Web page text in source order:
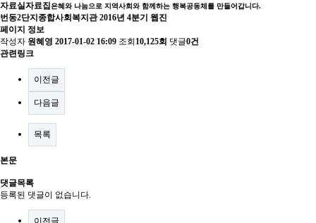
자료실자료집은혜와 나눔으로 지역사회와 함께하는 행복공동체를 만들어갑니다.
번동2단지종합사회복지관 2016년 4분기 웹진
페이지 정보
작성자 원혜영 2017-01-02 16:09 조회 10,125회 댓글0건
관련링크
이전글
다음글
목록
본문
댓글목록
등록된 댓글이 없습니다.
이전글